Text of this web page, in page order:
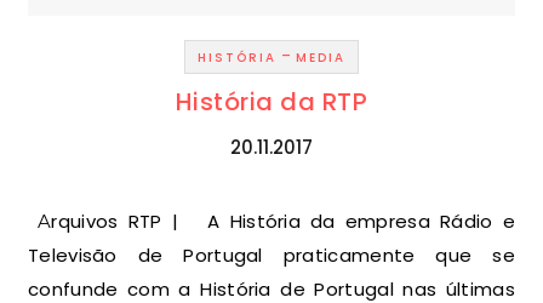
HISTÓRIA - MEDIA
História da RTP
20.11.2017
Arquivos RTP | A História da empresa Rádio e
Televisão de Portugal praticamente que se
confunde com a História de Portugal nas últimas